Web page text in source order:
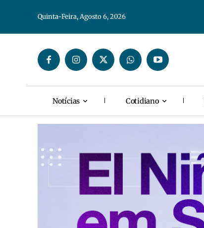
Quinta-Feira, Agosto 6, 2026
Notícias Cotidiano